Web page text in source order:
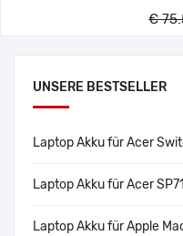
UNSERE BESTSELLER
Laptop Akku für Acer
Laptop Akku für Acer
Laptop Akku für Apple
€